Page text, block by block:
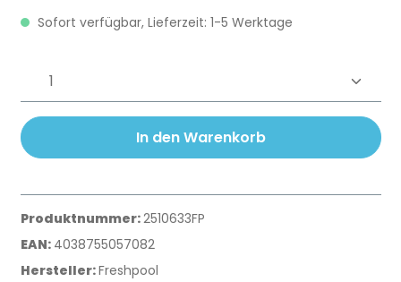
Sofort verfügbar, Lieferzeit: 1-5 Werktage
Produkt Anzahl: Gib den
In den Warenkorb
Produktnummer:2510633FP
EAN: 4038755057082
Hersteller:Freshpool